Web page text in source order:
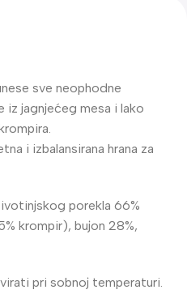
sve neophodne
iz jagnjećeg mesa i lako
i izbalansirana hrana za
porekla 66%
krompir), bujon 28%,
pri sobnoj temperaturi.